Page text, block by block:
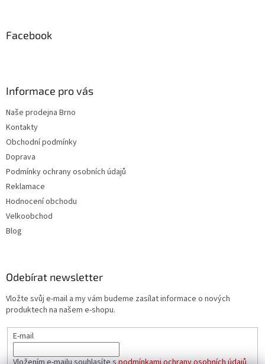
Facebook
Informace pro vás
Naše prodejna Brno
Kontakty
Obchodní podmínky
Doprava
Podmínky ochrany osobních údajů
Reklamace
Hodnocení obchodu
Velkoobchod
Blog
Odebírat newsletter
Vložte svůj e-mail a my vám budeme zasílat informace o nových
produktech na našem e-shopu.
E-mail